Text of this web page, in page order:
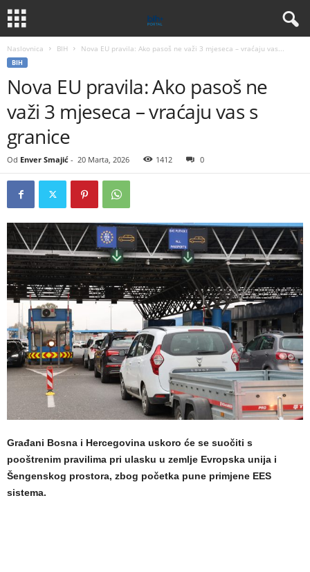
Naslovnica BIH Nova EU pravila: Ako pasoš ne važi 3 mjeseca – vraćaju vas...
BIH
Nova EU pravila: Ako pasoš ne
važi 3 mjeseca – vraćaju vas s
granice
Od Enver Smajić - 20 Marta, 2026 1412 0
Građani Bosna i Hercegovina uskoro će se suočiti s
pooštrenim pravilima pri ulasku u zemlje Evropska unija i
Šengenskog prostora, zbog početka pune primjene EES
sistema.